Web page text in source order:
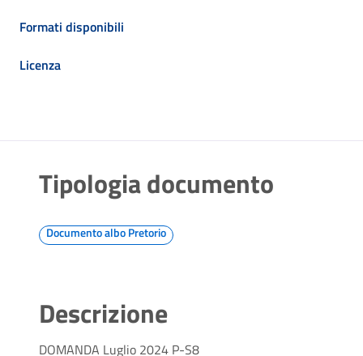
Formati disponibili
Licenza
Tipologia documento
Documento albo Pretorio
Descrizione
DOMANDA Luglio 2024 P-S8